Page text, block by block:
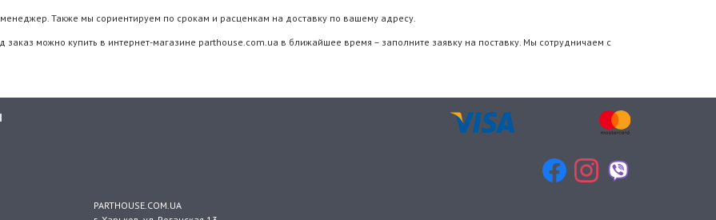
Также мы сориентируем по срокам и расценкам на доставку по вашему адресу.
заказ можно купить в интернет-магазине parthouse.com.ua в ближайшее время – заполните заявку на поставку. Мы сотрудничаем с
PARTHOUSE.COM.UA